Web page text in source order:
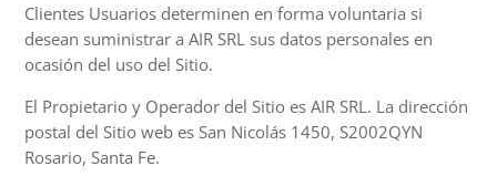
Clientes Usuarios determinen en forma voluntaria si
desean suministrar a AIR SRL sus datos personales en
ocasión del uso del Sitio.
El Propietario y Operador del Sitio es AIR SRL. La dirección
postal del Sitio web es San Nicolás 1450, S2002QYN
Rosario, Santa Fe.